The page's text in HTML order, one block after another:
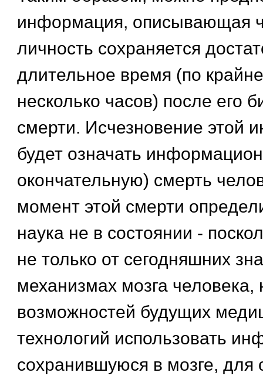
информация, описывающая
личность сохраняется
длительное время (по
несколько часов) после его
смерти. Исчезновение этой
будет означать
окончательную) смерть
момент этой смерти
наука не в состоянии -
не только от сегодняшних
механизмах мозга человека,
возможностей будущих
технологий использовать
сохранившуюся в мозге, для